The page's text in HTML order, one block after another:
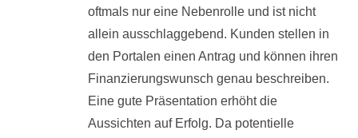
oftmals nur eine Nebenrolle und ist nicht
allein ausschlaggebend. Kunden stellen in
den Portalen einen Antrag und können ihren
Finanzierungswunsch genau beschreiben.
Eine gute Präsentation erhöht die
Aussichten auf Erfolg. Da potentielle